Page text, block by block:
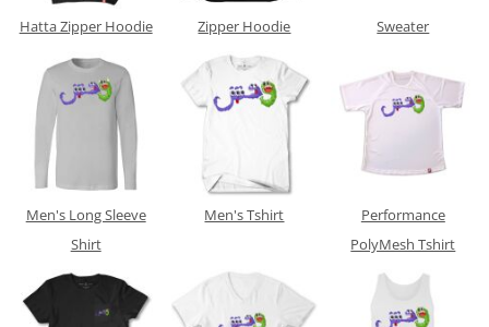
Hatta Zipper Hoodie Zipper Hoodie Sweater
Men's Long Sleeve
Shirt
Men's Tshirt
Performance
PolyMesh Tshirt